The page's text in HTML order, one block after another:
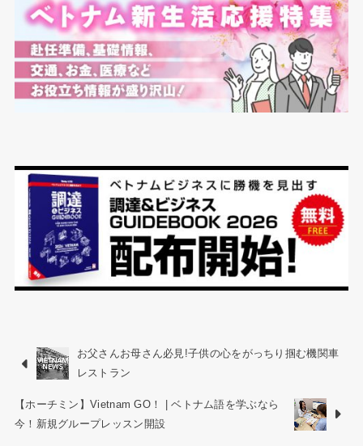
お父さんお母さん必見!子供の心をがっちり掴む機関車
レストラン
【ホーチミン】Vietnam GO！ | ベトナム語を学ぶなら
今！新規グループレッスン開設